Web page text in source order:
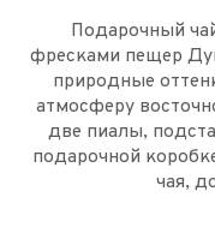
Подарочный
фресками пещер
природные
атмосферу
две пиалы,
подарочной
чая,